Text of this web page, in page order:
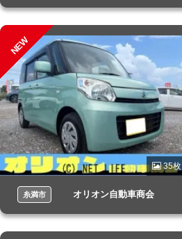
NEW
35枚
糸満市 オリオン自動車商会